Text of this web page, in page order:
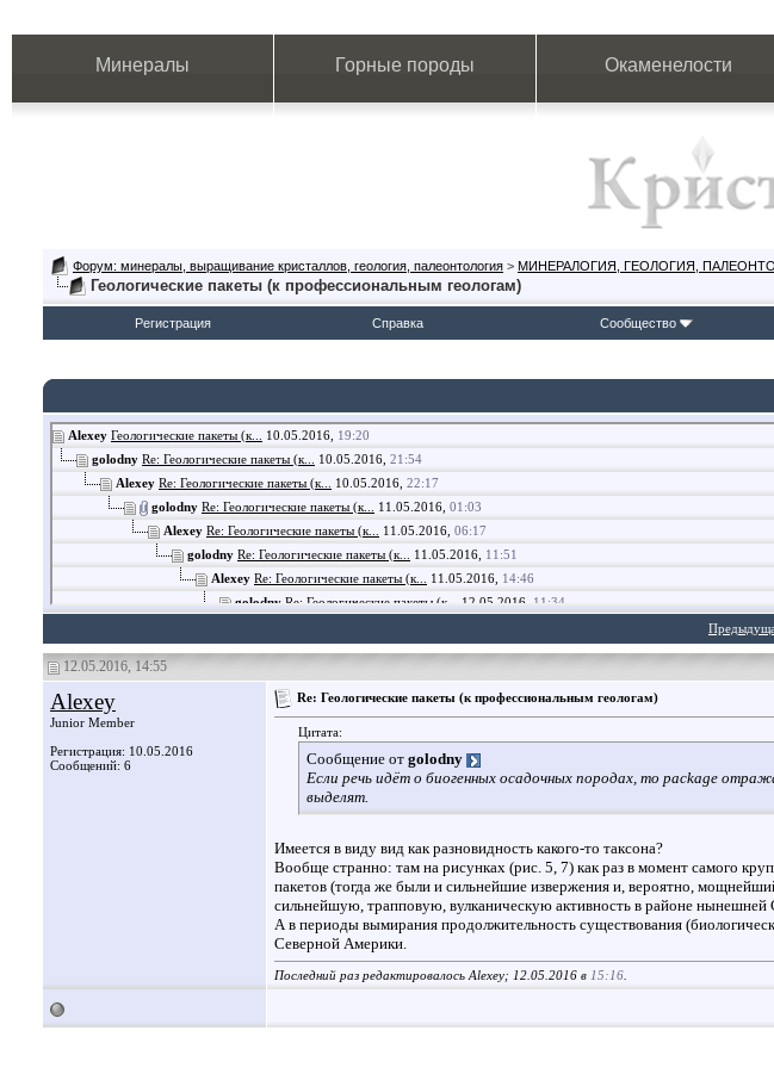
Минералы Горные породы Окаменелости
Форум: минералы, выращивание кристаллов, геология, палеонтология > МИНЕРАЛОГИЯ, ГЕОЛОГИЯ,
Геологические пакеты (к профессиональным геологам)
Регистрация Справка Сообщество
Alexey Геологические пакеты (к... 10.05.2016, 19:20
golodny Re: Геологические пакеты (к... 10.05.2016, 21:54
Alexey Re: Геологические пакеты (к... 10.05.2016, 22:17
golodny Re: Геологические пакеты (к... 11.05.2016, 01:03
Alexey Re: Геологические пакеты (к... 11.05.2016, 06:17
golodny Re: Геологические пакеты (к... 11.05.2016, 11:51
Alexey Re: Геологические пакеты (к... 11.05.2016, 14:46
golodny Re: Геологические пакеты (к... 12.05.2016, 11:34
12.05.2016, 14:55
Alexey
Junior Member
Регистрация: 10.05.2016
Сообщений: 6
Re: Геологические пакеты (к профессиональным геологам)
Цитата:
Сообщение от golodny
Если речь идёт о биогенных осадочных породах, то package
выделят.
Имеется в виду вид как разновидность какого-то таксона?
Вообще странно: там на рисунках (рис. 5, 7) как раз в момент самого
пакетов (тогда же были и сильнейшие извержения и, вероятно,
сильнейшую, трапповую, вулканическую активность в районе нынешней
А в периоды вымирания продолжительность существования
Северной Америки.
Последний раз редактировалось Alexey; 12.05.2016 в 15:16